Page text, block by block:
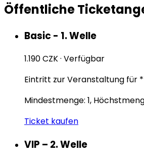
Öffentliche
Basic - 1. Welle
1.190 CZK· Verfügbar
Eintritt zur Veranstaltung für
Mindestmenge: 1,
Ticket kaufen
VIP – 2. Welle